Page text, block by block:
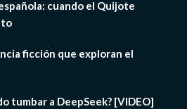
cuando el Quijote
ficción que exploran el
tumbar a DeepSeek? [VIDEO]